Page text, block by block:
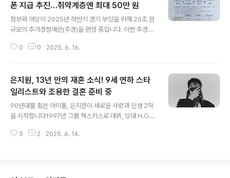
폰 지급 추진…취약계층엔 최대 50만 원
정부와 여당이 2025년 하반기 경기 부양을 위해 20조 원
규모의 추가경정예산(추경)을 편성 중입니다. 이번 추경의
5만 원, 소득 취약계층에겐 최대 50만 원까지 차등 지급하
대한민국 전 국민이 기본 지급 대상 지급 방식은 1차 기본
금 + 2차 추가금 지급 구조로 설계되고 있습니다.기본 지
급: 전 국민 1인당 25만 원추가 지급: 기초생활수급자, 차
상위계층, 한부모가정 등 취약계층은 10만 원 추가 지급4
인 가구 기준 최대 100만 원 수령 가능지급 기준일은 추후
공식 발표 예정이며, 기준일 이전 출생자 모두 포함될 가능
0 0 2025. 6. 16.
은지원, 13년 만의 재혼 소식! 9세 연하 스타
일리스트와 조용한 결혼 준비 중
90년대를 휩쓴 아이돌, 은지원이 새로운 사랑과 인생 2막
을 시작합니다1997년 그룹 젝스키스로 데뷔, 당대 H.O.T
서는 ‘은초딩’으로 활약했던 은지원 씨가 깜짝 결혼 소식을
5 2 2025. 6. 14.